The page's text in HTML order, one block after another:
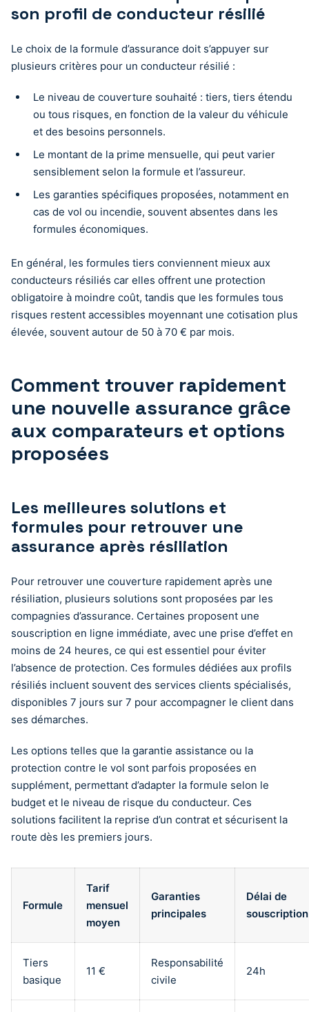
son profil de conducteur résilié
Le choix de la formule d’assurance doit s’appuyer sur
plusieurs critères pour un conducteur résilié :
Le niveau de couverture souhaité : tiers, tiers étendu
ou tous risques, en fonction de la valeur du véhicule
et des besoins personnels.
Le montant de la prime mensuelle, qui peut varier
sensiblement selon la formule et l’assureur.
Les garanties spécifiques proposées, notamment en
cas de vol ou incendie, souvent absentes dans les
formules économiques.
En général, les formules tiers conviennent mieux aux
conducteurs résiliés car elles offrent une protection
obligatoire à moindre coût, tandis que les formules tous
risques restent accessibles moyennant une cotisation plus
élevée, souvent autour de 50 à 70 € par mois.
Comment trouver rapidement
une nouvelle assurance grâce
aux comparateurs et options
proposées
Les meilleures solutions et
formules pour retrouver une
assurance après résiliation
Pour retrouver une couverture rapidement après une
résiliation, plusieurs solutions sont proposées par les
compagnies d’assurance. Certaines proposent une
souscription en ligne immédiate, avec une prise d’effet en
moins de 24 heures, ce qui est essentiel pour éviter
l’absence de protection. Ces formules dédiées aux profils
résiliés incluent souvent des services clients spécialisés,
disponibles 7 jours sur 7 pour accompagner le client dans
ses démarches.
Les options telles que la garantie assistance ou la
protection contre le vol sont parfois proposées en
supplément, permettant d’adapter la formule selon le
budget et le niveau de risque du conducteur. Ces
solutions facilitent la reprise d’un contrat et sécurisent la
route dès les premiers jours.
Formule
Tarif
mensuel
moyen
Garanties
principales
Délai de
souscription
Tiers
basique
11 €
Responsabilité
civile
24h